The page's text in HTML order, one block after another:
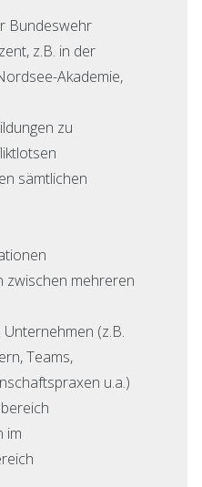
Bundeswehr
z.B. in der
Akademie,
zu
sämtlichen
zwischen mehreren
(z.B.
Teams,
u.a.)
im